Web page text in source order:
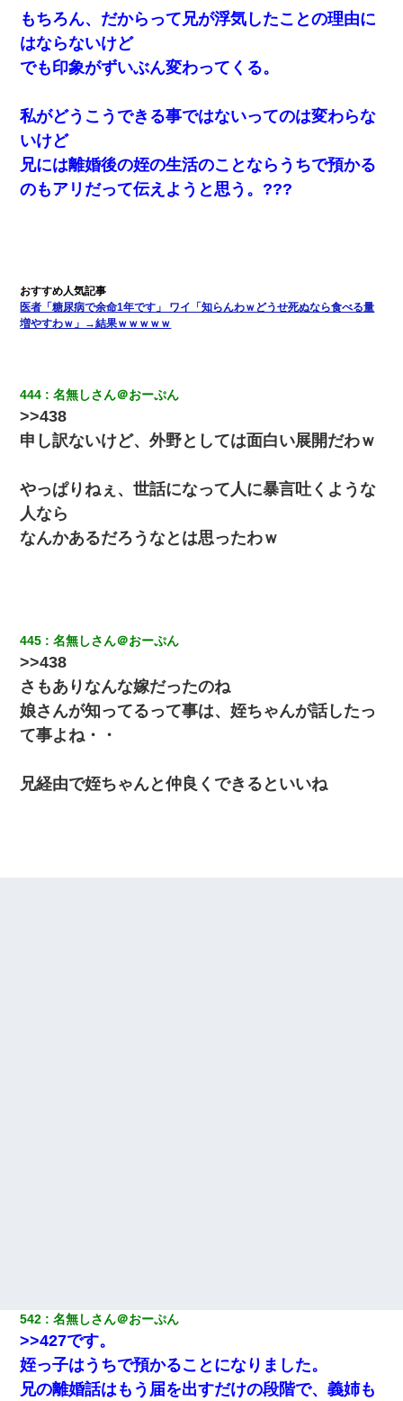
書店「息子さんが万引きしました」私「はっ？(息子目の前にいる
し…)うちの子ではないので迎えに行きません」→息子を名乗って
た人物の正体が判明するも・・・
宅飲みで女友達の乳を見てしまった・・・
10年ほど前、息子がまだ年中だった時に離婚したんだけど、一昨
年の暮れに突然息子が職場を訪ねてきた。
けた
妻「ずっと好きだった人と一緒になりたいから、わかれてくださ
い」→離婚後、娘と実家で生活してると…
もちろん、だからって兄が浮気したことの理由に
はならないけど
でも印象がずいぶん変わってくる。
私がどうこうできる事ではないってのは変わらな
いけど
兄には離婚後の姪の生活のことならうちで預かる
のもアリだって伝えようと思う。???
医者「糖尿病で余命1年です」 ワイ「知らんわｗどうせ死ぬなら食べる量
増やすわｗ」→結果ｗｗｗｗｗ
444 名無しさん＠おーぷん
>>438
申し訳ないけど、外野としては面白い展開だわｗ
やっぱりねぇ、世話になって人に暴言吐くような
人なら
なんかあるだろうなとは思ったわｗ
445 名無しさん＠おーぷん
>>438
さもありなんな嫁だったのね
娘さんが知ってるって事は、姪ちゃんが話したっ
て事よね・・
兄経由で姪ちゃんと仲良くできるといいね
542 名無しさん＠おーぷん
>>427です。
姪っ子はうちで預かることになりました。
兄の離婚話はもう届を出すだけの段階で、義姉も